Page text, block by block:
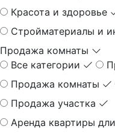
Красота и здоровье
Стройматериалы и
Продажа комнаты
Все категории
Продажа комнаты
Продажа участка
Аренда квартиры